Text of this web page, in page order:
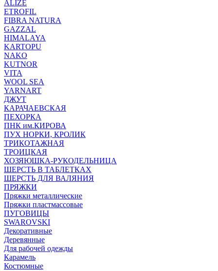
ALIZE
ETROFIL
FIBRA NATURA
GAZZAL
HIMALAYA
KARTOPU
NAKO
KUTNOR
VITA
WOOL SEA
YARNART
ДЖУТ
КАРАЧАЕВСКАЯ
ПЕХОРКА
ПНК им.КИРОВА
ПУХ НОРКИ, КРОЛИК
ТРИКОТАЖНАЯ
ТРОИЦКАЯ
ХОЗЯЮШКА-РУКОДЕЛЬНИЦА
ШЕРСТЬ В ТАБЛЕТКАХ
ШЕРСТЬ ДЛЯ ВАЛЯНИЯ
ПРЯЖКИ
Пряжки металлические
Пряжки пластмассовые
ПУГОВИЦЫ
SWAROVSKI
Декоративные
Деревянные
Для рабочей одежды
Карамель
Костюмные